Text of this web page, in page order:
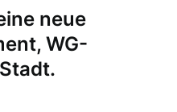
neue
WG-